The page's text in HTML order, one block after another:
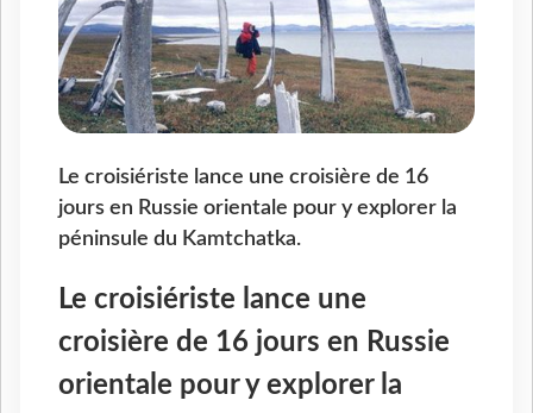
Le croisiériste lance une croisière de 16
jours en Russie orientale pour y explorer la
péninsule du Kamtchatka.
Le croisiériste lance une
croisière de 16 jours en Russie
orientale pour y explorer la